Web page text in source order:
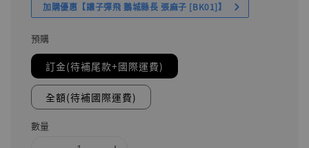
加購優惠【讓子彈飛 鵝城縣長 張麻子 [BK01]】
預購
訂金(待補尾款+國際運費)
全額(待補國際運費)
數量